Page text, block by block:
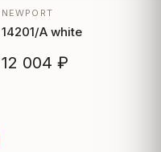
NEWPORT
14201/A white
12 004 ₽